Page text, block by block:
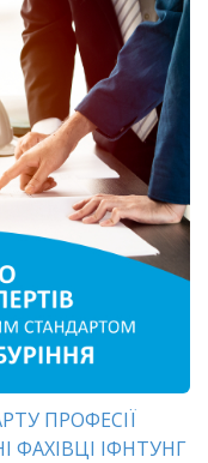
ПРОФЕСІЇ
ФАХІВЦІ ІФНТУНГ